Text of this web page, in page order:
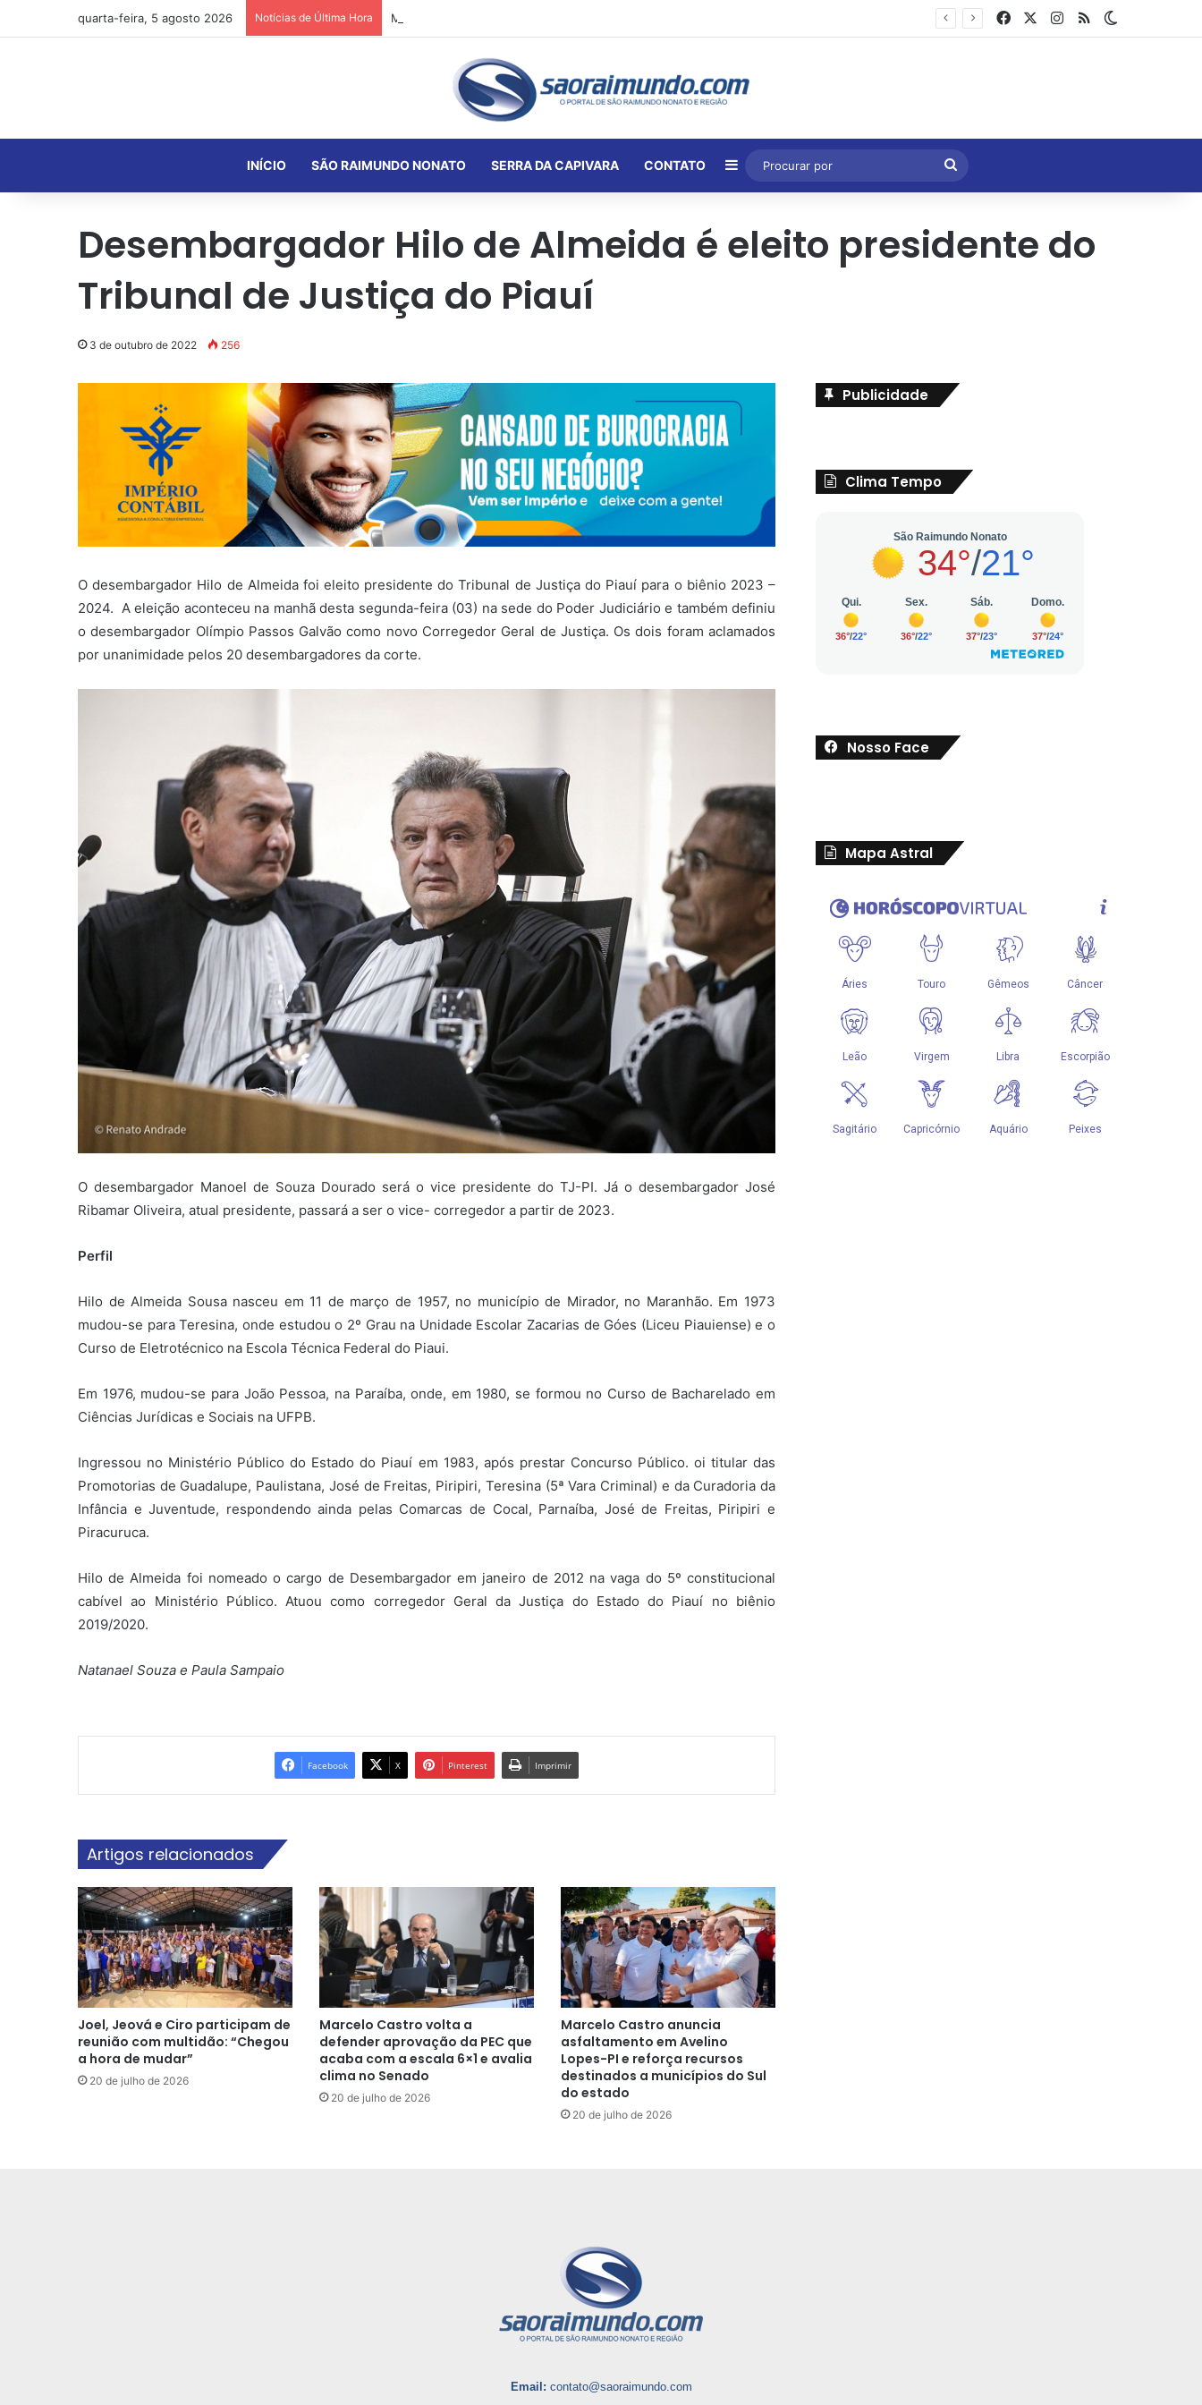
quarta-feira, 5 agosto 2026 Notícias de Última Hora FacebookInstagram
RSS
INÍCIO SÃO RAIMUNDO NONATO SERRA DA CAPIVARA CONTATO Barra Lateral
Procurar
por
Desembargador Hilo de Almeida é eleito presidente do
Tribunal de Justiça do Piauí
3 de outubro de 2022 256
O desembargador Hilo de Almeida foi eleito presidente do Tribunal de Justiça do Piauí para o biênio 2023 –
2024. A eleição aconteceu na manhã desta segunda-feira (03) na sede do Poder Judiciário e também definiu
o desembargador Olímpio Passos Galvão como novo Corregedor Geral de Justiça. Os dois foram aclamados
por unanimidade pelos 20 desembargadores da corte.
O desembargador Manoel de Souza Dourado será o vice presidente do TJ-PI. Já o desembargador José
Ribamar Oliveira, atual presidente, passará a ser o vice- corregedor a partir de 2023.
Perfil
Hilo de Almeida Sousa nasceu em 11 de março de 1957, no município de Mirador, no Maranhão. Em 1973
mudou-se para Teresina, onde estudou o 2º Grau na Unidade Escolar Zacarias de Góes (Liceu Piauiense) e o
Curso de Eletrotécnico na Escola Técnica Federal do Piaui.
Em 1976, mudou-se para João Pessoa, na Paraíba, onde, em 1980, se formou no Curso de Bacharelado em
Ciências Jurídicas e Sociais na UFPB.
Ingressou no Ministério Público do Estado do Piauí em 1983, após prestar Concurso Público. oi titular das
Promotorias de Guadalupe, Paulistana, José de Freitas, Piripiri, Teresina (5ª Vara Criminal) e da Curadoria da
Infância e Juventude, respondendo ainda pelas Comarcas de Cocal, Parnaíba, José de Freitas, Piripiri e
Piracuruca.
Hilo de Almeida foi nomeado o cargo de Desembargador em janeiro de 2012 na vaga do 5º constitucional
cabível ao Ministério Público. Atuou como corregedor Geral da Justiça do Estado do Piauí no biênio
2019/2020.
Natanael Souza e Paula Sampaio
Facebook X Pinterest Imprimir
Artigos relacionados
Joel, Jeová e Ciro participam de
reunião com multidão: “Chegou
a hora de mudar”
20 de julho de 2026
Marcelo Castro volta a
defender aprovação da PEC que
acaba com a escala 6×1 e avalia
clima no Senado
20 de julho de 2026
Marcelo Castro anuncia
asfaltamento em Avelino
Lopes-PI e reforça recursos
destinados a municípios do Sul
do estado
20 de julho de 2026
Publicidade
Clima Tempo
Nosso Face
Mapa Astral
Email: contato@saoraimundo.com